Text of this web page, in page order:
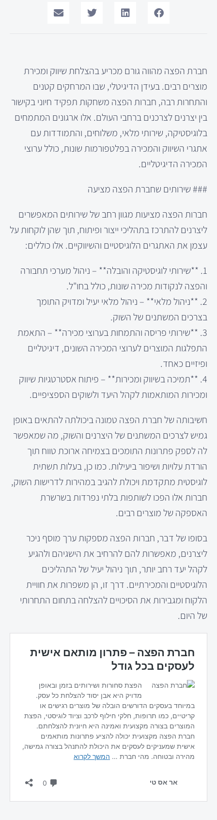
חברת הפצה מהווה גורם מכריע בהצלחת שיווק ומכירת
מוצרים רבים. בעידן הדיגיטלי, שבו המרחקים קטנים
והתחרות רבה, חברות הפצה משחקות תפקיד חיוני בקישור
בין יצרנים לצרכנים ברחבי העולם. אלו ארגונים המתמחים
בלוגיסטיקה, שירותי מלאי, משלוחים, והתמודדות עם
אתגרי השיווק והמכירה בפלטפורמות שונות, כולל ערוצי
המכירה הדיגיטליים.
### שירותים שחברת הפצה מציעה
חברות הפצה מציעות מגוון רחב של שירותים המאפשרים
ליצרנים להתרכז בתהליכי ייצור ופיתוח, תוך שהן לוקחות על
עצמן את האתגרים הלוגיסטיים והשיווקיים. אלו כוללים:
1. **שירותי לוגיסטיקה והובלה** – ניהול מערכי תחבורה
והפצה לנקודות מכירה שונות, כולל בחו"ל.
2. **ניהול מלאי** – ניהול מלאי יעיל ומדויק התומך
בצרכים המשתנים של השוק.
3. **שירותי פריסה והתמחות בערוצי מכירה** – התאמת
התפלגות המוצרים לערוצי המכירה השונים, דיגיטליים
ופיזיים כאחד.
4. **תמיכה בשיווק ומכירות** – פיתוח אסטרטגיות שיווק
ומכירות המותאמות לקהל היעד ולשוקים הספציפיים.
חשיבותה של חברת הפצה טמונה ביכולתה להתאים באופן
גמיש לצרכים המשתנים של היצרנים והשוק, מה שמאפשר
לה לספק פתרונות התומכים בצמיחה ארוכת טווח תוך
הורדת עלויות ושיפור ביעילות. כמו כן, בעלות תשתית
לוגיסטית מתקדמת ויכולת להגיב במהירות לדרישות השוק,
חברות אלו הפכו לשותפות בלתי נפרדות בשרשרת
האספקה של מוצרים רבים.
בסופו של דבר, חברות הפצה מספקות ערך מוסף ניכר
ליצרנים, מאפשרות להם להרחיב את הישגיהם ולהגיע
לקהל יעד רחב יותר, תוך ניהול יעיל של התהליכים
הלוגיסטיים והמכירתיים. דרך זו, הן משפרות את חוויית
הלקוח ומגבירות את הסיכויים להצלחה בתחום התחרותי
של היום.